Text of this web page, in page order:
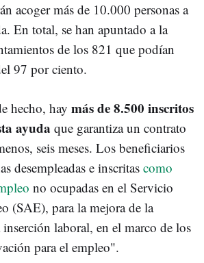
acoger más de 10.000 personas a
En total, se han apuntado a la
de los 821 que podían
97 por ciento.
hecho, hay más de 8.500 inscritos
ayuda que garantiza un contrato
seis meses. Los beneficiarios
desempleadas e inscritas como
no ocupadas en el Servicio
(SAE), para la mejora de la
laboral, en el marco de los
para el empleo".